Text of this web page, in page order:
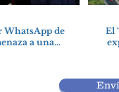
WhatsApp de
a una
El